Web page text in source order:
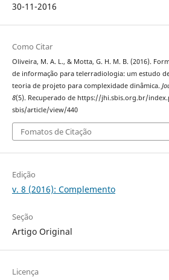
30-11-2016
Como Citar
Oliveira, M. A. L., & Motta, G. H. M. B. (2016).
de informação para telerradiologia: um estudo
teoria de projeto para complexidade dinâmica.
8(5). Recuperado de https://jhi.sbis.org.br/
sbis/article/view/440
Fomatos de Citação
Edição
v. 8 (2016): Complemento
Seção
Artigo Original
Licença